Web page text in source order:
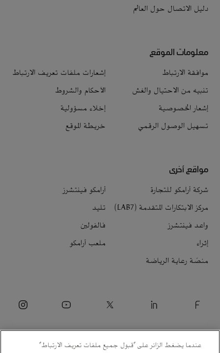
دليل الاتصال حول العالم
معلومات الموقع
موافقة الارتباط
إشعارات ملفات تعريف الارتباط
تنبيه من الاحتيال والغش
الأحكام والشروط
إشعار الخصوصية
إخلاء مسؤولية
تسهيل الوصول الرقمي
خريطة الموقع
مواقع أخرى
شركة أرامكو للتجارة
أرامكو فينتشرز
مركز الابتكارات المتقدمة (LAB7)
تليد
واعد فينتشرز
فالفولين
إثراء
ملعب أرامكو
منصّة رعاية الرياضة
عندما يضغط الزائر على "قبول جميع ملفات تعريف الارتباط"